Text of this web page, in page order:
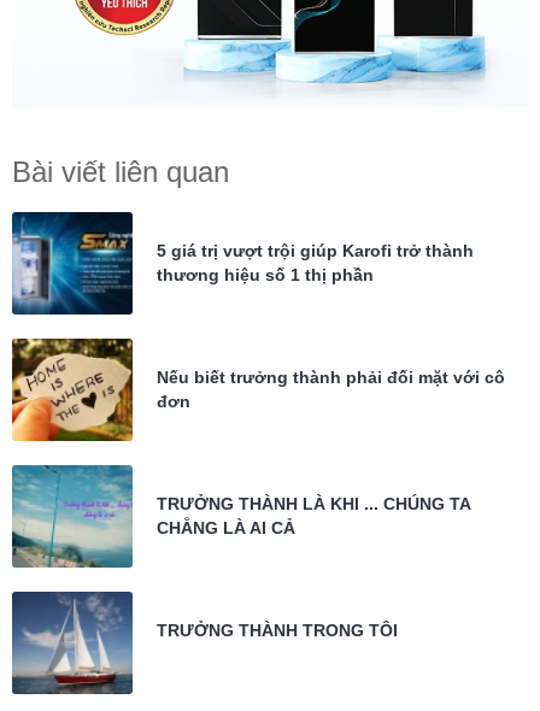
Bài viết liên quan
5 giá trị vượt trội giúp Karofi trở thành
thương hiệu số 1 thị phần
Nếu biết trưởng thành phải đối mặt với cô
đơn
TRƯỞNG THÀNH LÀ KHI ... CHÚNG TA
CHẲNG LÀ AI CẢ
TRƯỞNG THÀNH TRONG TÔI